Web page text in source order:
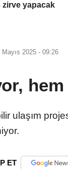
zirve yapacak
Mayıs 2025 - 09:26
ulaşım
ET